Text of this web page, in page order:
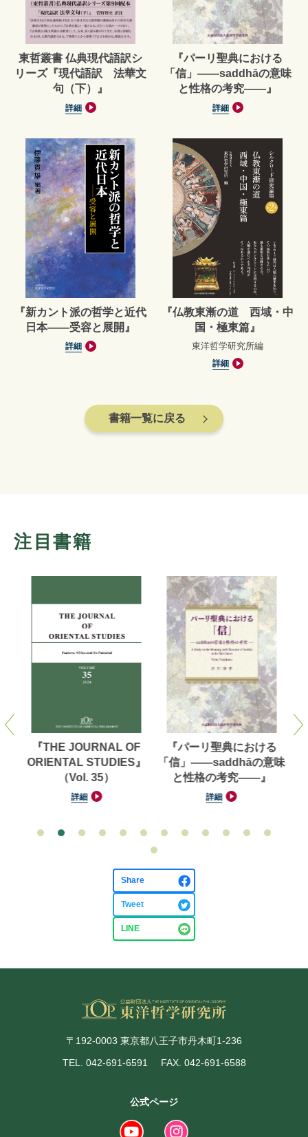
東哲叢書 仏典現代語訳シ
リーズ『現代語訳 法華文
句（下）』
詳細
『パーリ聖典における
「信」——saddhāの意味
と性格の考究——』
詳細
『新カント派の哲学と近代
日本――受容と展開』
詳細
『仏教東漸の道 西域・中
国・極東篇』
東洋哲学研究所編
詳細
書籍一覧に戻る
注目書籍
『THE JOURNAL OF
ORIENTAL STUDIES』
（Vol. 35）
詳細
『パーリ聖典における
「信」——saddhāの意味
と性格の考究——』
詳細
Share
Tweet
LINE
〒192-0003 東京都八王子市丹木町1-236
TEL. 042-691-6591
FAX. 042-691-6588
公式ページ